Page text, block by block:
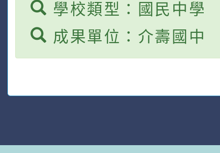
學校類型：國民中學
成果單位：介壽國中